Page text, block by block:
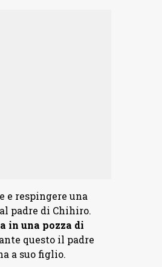
e respingere una
padre di Chihiro.
in una pozza di
questo il padre
a suo figlio.